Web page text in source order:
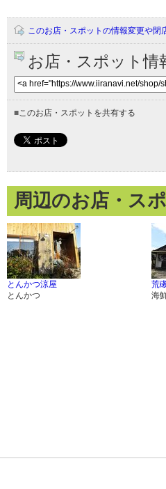
このお店・スポットの情報変更や閉
お店・スポット情
■ このお店・スポットを共有する
周辺のお店・ス
とんかつ涼屋
とんかつ
荒
海